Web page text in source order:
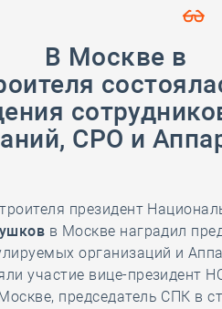
09 мая
28 мая
В Москве в
СРО и
президент
в Москве наградил
организаций и
участие вице-президент
председатель СПК в